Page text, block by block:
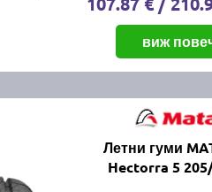
виж
Летни гуми
Hectorra 5